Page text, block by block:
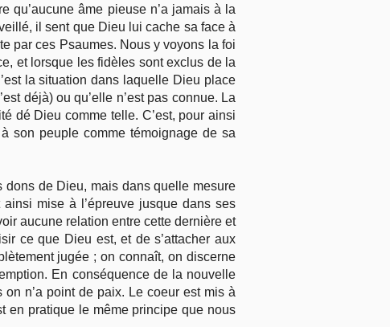
qu’aucune âme pieuse n’a jamais à la
il sent que Dieu lui cache sa face à
par ces Psaumes. Nous y voyons la foi
et lorsque les fidèles sont exclus de la
la situation dans laquelle Dieu place
déjà) ou qu’elle n’est pas connue. La
dé Dieu comme telle. C’est, pour ainsi
son peuple comme témoignage de sa
dons de Dieu, mais dans quelle mesure
mise à l’épreuve jusque dans ses
aucune relation entre cette dernière et
ce que Dieu est, et de s’attacher aux
jugée ; on connaît, on discerne
En conséquence de la nouvelle
n’a point de paix. Le coeur est mis à
en pratique le même principe que nous